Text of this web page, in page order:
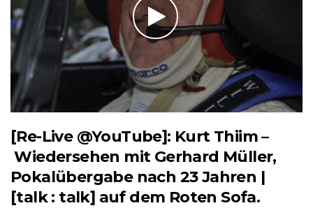
[Re-Live @YouTube]: Kurt Thiim –
Wiedersehen mit Gerhard Müller,
Pokalübergabe nach 23 Jahren |
[talk : talk] auf dem Roten Sofa.